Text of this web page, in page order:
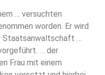
… versuchten
worden. Er wird
Staatsanwaltschaft …
… der
Frau mit einem